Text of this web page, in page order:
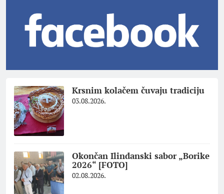
Krsnim kolačem čuvaju tradiciju
03.08.2026.
Okončan Ilindanski sabor „Borike
2026“ [FOTO]
02.08.2026.